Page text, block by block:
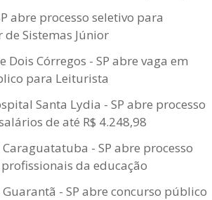
abre processo seletivo para
Sistemas Júnior
Dois Córregos - SP abre vaga em
para Leiturista
Santa Lydia - SP abre processo
de até R$ 4.248,98
- SP abre processo
da educação
- SP abre concurso público